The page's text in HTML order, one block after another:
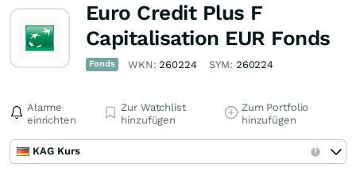
Euro Credit Plus F
Capitalisation EUR Fonds
Fonds WKN: 260224 SYM: 260224
Alarme
einrichten
Zur Watchlist
hinzufügen
Zum Portfolio
hinzufügen
KAG Kurs